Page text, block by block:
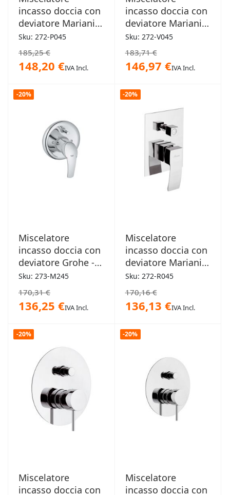
incasso doccia con
deviatore Mariani -
Polar
Sku: 272-P045
185,25 €
148,20 €IVA Incl.
incasso doccia con
deviatore Mariani -
Avenue
Sku: 272-V045
183,71 €
146,97 €IVA Incl.
-20%
Miscelatore
incasso doccia con
deviatore Grohe -
Eurosmart
Sku: 273-M245
170,31 €
136,25 €IVA Incl.
-20%
Miscelatore
incasso doccia con
deviatore Mariani -
Marte
Sku: 272-R045
170,16 €
136,13 €IVA Incl.
-20%
Miscelatore
incasso doccia con
-20%
Miscelatore
incasso doccia con